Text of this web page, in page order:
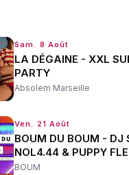
Sam. 8 Août
LA DÉGAINE - XXL
PARTY
Absolem Marseille
Ven. 21 Août
BOUM DU BOUM - DJ
NOL4.44 & PUPPY
BOUM